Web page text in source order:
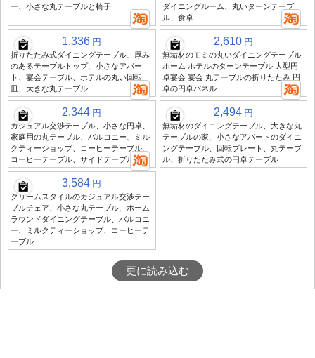
ー、小さな丸テーブルと椅子
ダイニングルーム、丸いターンテーブ
ル、食卓
1,336 円
折りたたみ式ダイニングテーブル、厚み
のあるテーブルトップ、小さなアパー
ト、宴会テーブル、ホテルの丸い回転
皿、大きな丸テーブル
2,610 円
無垢材のモミの丸いダイニングテーブル
ホーム ホテルのターンテーブル 大型円
卓宴会 宴会 丸テーブルの折りたたみ 円
卓の円卓パネル
2,344 円
カジュアル交渉テーブル、小さな円卓、
家庭用の丸テーブル、バルコニー、ミル
クティーショップ、コーヒーテーブル、
コーヒーテーブル、サイドテーブル
2,494 円
無垢材のダイニングテーブル、大きな丸
テーブルの家、小さなアパートのダイニ
ングテーブル、回転プレート、丸テーブ
ル、折りたたみ式の円卓テーブル
3,584 円
クリームスタイルのカジュアル交渉テー
ブルチェア、小さな丸テーブル、ホーム
ラウンドダイニングテーブル、バルコニ
ー、ミルクティーショップ、コーヒーテ
ーブル
更に読み込む